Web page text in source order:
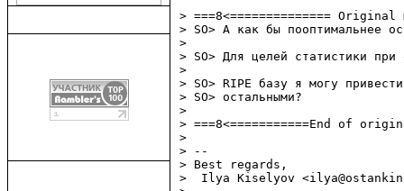
> ===8<============== Original
> SO> А как бы пооптимальнее
>
> SO> Для целей статистики
>
> SO> RIPE базу я могу
> SO> остальными?
>
> ===8<===========End of
>
> --
> Best regards,
>  Ilya Kiselyov